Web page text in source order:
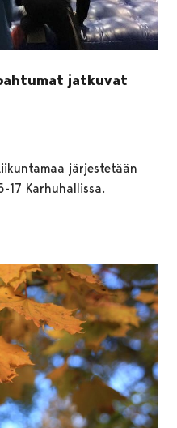
jatkuvat
järjestetään
17 Karhuhallissa.